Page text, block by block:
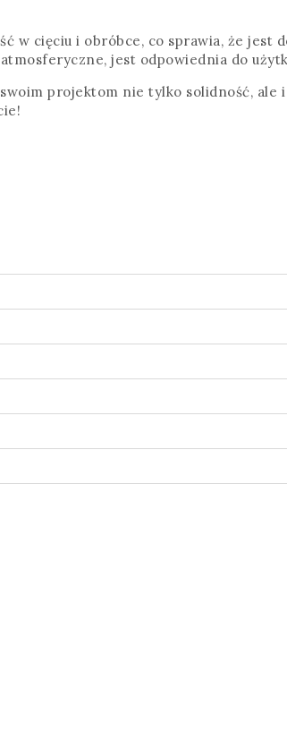
w cięciu i obróbce, co sprawia, że jest
jest odpowiednia do
projektom nie tylko solidność,